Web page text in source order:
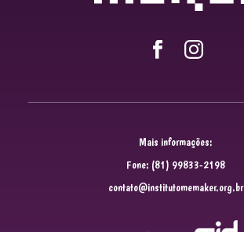
Mais informações:
Fone: (81) 99833-2198
contato@institutomemaker.org.br